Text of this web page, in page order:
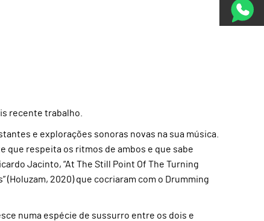
recente trabalho.
e explorações sonoras novas na sua música.
que respeita os ritmos de ambos e que sabe
Jacinto, “At The Still Point Of The Turning
(Holuzam, 2020) que cocriaram com o Drumming
numa espécie de sussurro entre os dois e